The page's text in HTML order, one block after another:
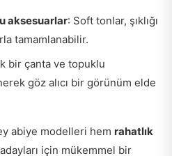
aksesuarlar: Soft tonlar, şıklığı
tamamlanabilir.
bir çanta ve topuklu
göz alıcı bir görünüm elde
abiye modelleri hem rahatlık
için mükemmel bir